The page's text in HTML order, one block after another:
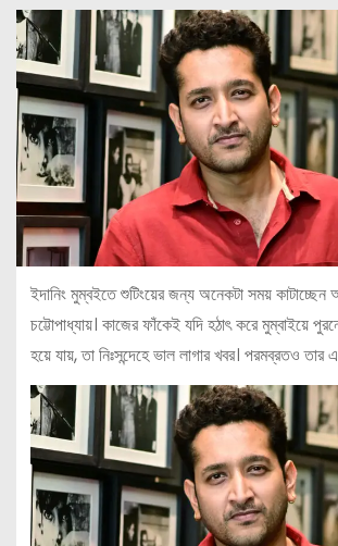
ইদানিং মুম্বইতে শুটিংয়ের জন্য অনেকটা সময় কাটাচ্ছেন
চট্টোপাধ্যায়। কাজের ফাঁকেই যদি হঠাৎ করে মুম্বাইয়ে
হয়ে যায়, তা নিঃসন্দেহে ভাল লাগার খবর। পরমব্রতও